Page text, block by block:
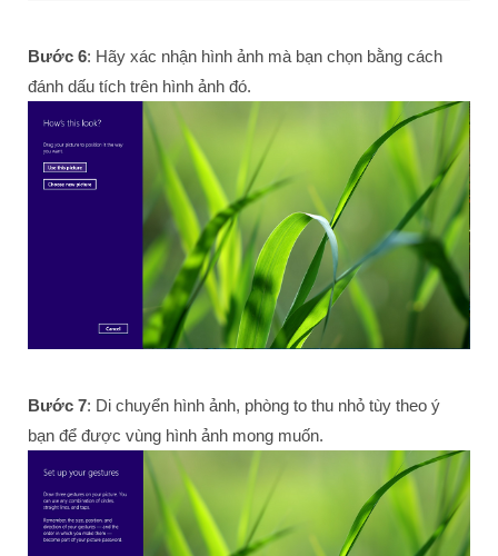
Bước 6: Hãy xác nhận hình ảnh mà bạn chọn bằng cách
đánh dấu tích trên hình ảnh đó.
Bước 7: Di chuyển hình ảnh, phòng to thu nhỏ tùy theo ý
bạn để được vùng hình ảnh mong muốn.